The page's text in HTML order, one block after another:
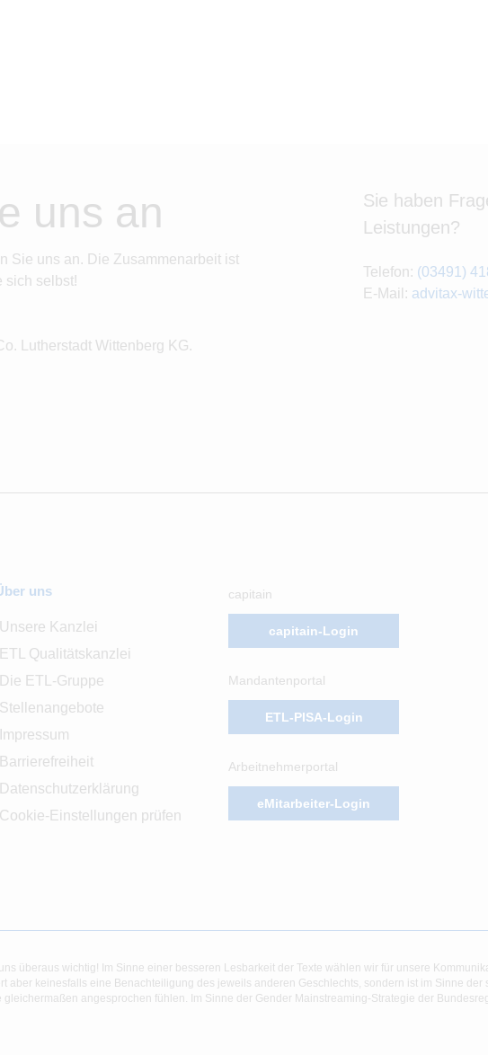
uns an
Sie uns an. Die Zusammenarbeit ist
sich selbst!
Lutherstadt Wittenberg KG.
Sie haben
Leistungen?
Telefon: (03491)
E-Mail: advitax-
uns
Unsere Kanzlei
ETL Qualitätskanzlei
Die ETL-Gruppe
Stellenangebote
Impressum
Barrierefreiheit
Datenschutzerklärung
Cookie-Einstellungen prüfen
capitain
capitain-Login
Mandantenportal
ETL-PISA-Login
Arbeitnehmerportal
eMitarbeiter-Login
überaus wichtig! Im Sinne einer besseren Lesbarkeit der Texte wählen wir für unsere
aber keinesfalls eine Benachteiligung des jeweils anderen Geschlechts, sondern ist im Sinne
angesprochen fühlen. Im Sinne der Gender Mainstreaming-Strategie der